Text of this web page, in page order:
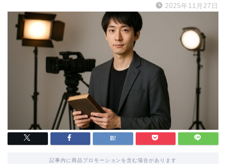
2025年11月27日
記事内に商品プロモーションを含む場合があります